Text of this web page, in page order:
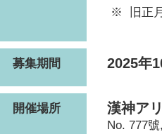
旧正
募集期間 2025年
開催場所 漢神ア
No. 777